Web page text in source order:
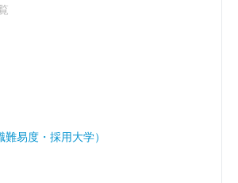
易度・採用大学）